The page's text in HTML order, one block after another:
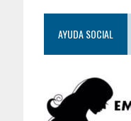
AYUDA SOCIAL